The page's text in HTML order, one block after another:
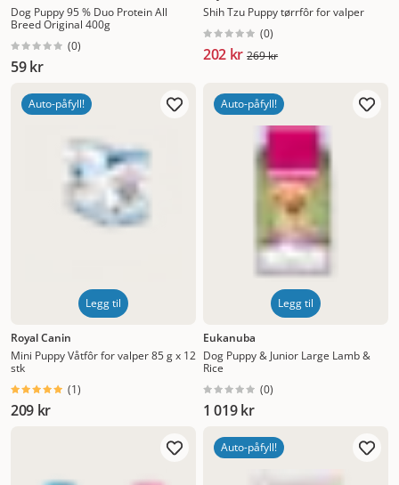
Dog Puppy 95 % Duo Protein All
Breed Original 400g
(0)
59 kr
Shih Tzu Puppy tørrfôr for valper
(0)
202 kr 269 kr
Auto-påfyll!
Legg til
Royal Canin
Mini Puppy Våtfôr for valper 85 g x 12
stk
(1)
209 kr
Auto-påfyll!
Legg til
Eukanuba
Dog Puppy & Junior Large Lamb &
Rice
(0)
1 019 kr
Auto-påfyll!